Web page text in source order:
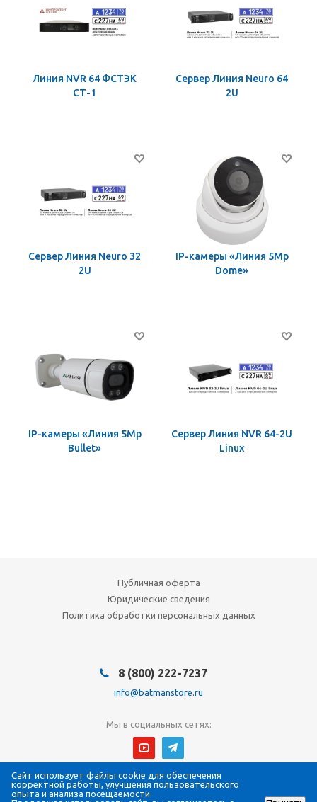
Линия NVR 64 ФСТЭК
СТ-1
Сервер Линия Neuro 64
2U
Сервер Линия Neuro 32
2U
IP-камеры «Линия 5Mp
Dome»
IP-камеры «Линия 5Mp
Bullet»
Сервер Линия NVR 64-2U
Linux
Публичная оферта
Юридические сведения
Политика обработки персональных данных
8 (800) 222-7237
info@batmanstore.ru
Мы в социальных сетях:
© 2026 БэтмэнМагазин (BatmanStore)
Интернет-магазин электроники и систем безопасности
Сайт использует файлы cookie для обеспечения
корректной работы, улучшения пользовательского
опыта и анализа посещаемости.